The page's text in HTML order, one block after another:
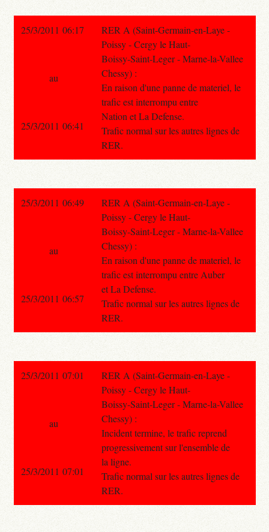
25/3/2011 06:17
RER A (Saint-Germain-en-Laye -
Poissy - Cergy le Haut-
Boissy-Saint-Leger - Marne-la-Vallee
Chessy) :
En raison d'une panne de materiel, le
trafic est interrompu entre
Nation et La Defense.
Trafic normal sur les autres lignes de
RER.
au
25/3/2011 06:41
25/3/2011 06:49
RER A (Saint-Germain-en-Laye -
Poissy - Cergy le Haut-
Boissy-Saint-Leger - Marne-la-Vallee
Chessy) :
En raison d'une panne de materiel, le
trafic est interrompu entre Auber
et La Defense.
Trafic normal sur les autres lignes de
RER.
au
25/3/2011 06:57
25/3/2011 07:01
RER A (Saint-Germain-en-Laye -
Poissy - Cergy le Haut-
Boissy-Saint-Leger - Marne-la-Vallee
Chessy) :
Incident termine, le trafic reprend
progressivement sur l'ensemble de
la ligne.
Trafic normal sur les autres lignes de
RER.
au
25/3/2011 07:01